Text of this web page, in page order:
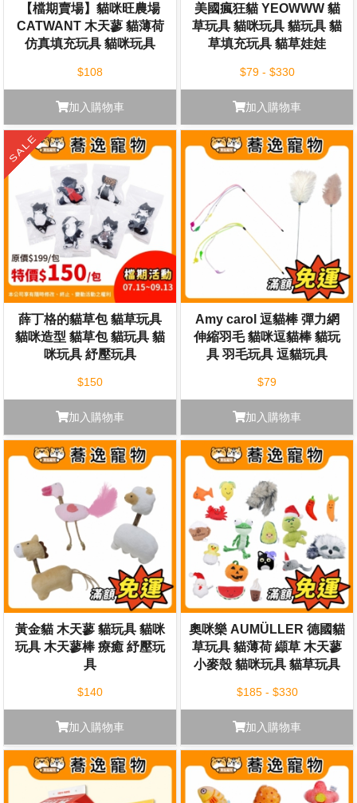
【檔期賣場】貓咪旺農場
CATWANT 木天蓼 貓薄荷
仿真填充玩具 貓咪玩具
$108
加入購物車
美國瘋狂貓 YEOWWW 貓
草玩具 貓咪玩具 貓玩具 貓
草填充玩具 貓草娃娃
$79 - $330
加入購物車
薛丁格的貓草包 貓草玩具
貓咪造型 貓草包 貓玩具 貓
咪玩具 紓壓玩具
$150
加入購物車
Amy carol 逗貓棒 彈力網
伸縮羽毛 貓咪逗貓棒 貓玩
具 羽毛玩具 逗貓玩具
$79
加入購物車
黃金貓 木天蓼 貓玩具 貓咪
玩具 木天蓼棒 療癒 紓壓玩
具
$140
加入購物車
奧咪樂 AUMÜLLER 德國貓
草玩具 貓薄荷 纈草 木天蓼
小麥殼 貓咪玩具 貓草玩具
$185 - $330
加入購物車